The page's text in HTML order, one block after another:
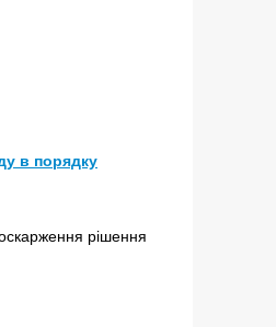
в порядку
рішення